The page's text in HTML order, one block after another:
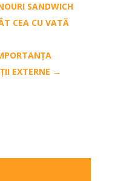
SANDWICH
CEA CU VATĂ
EXTERNE →